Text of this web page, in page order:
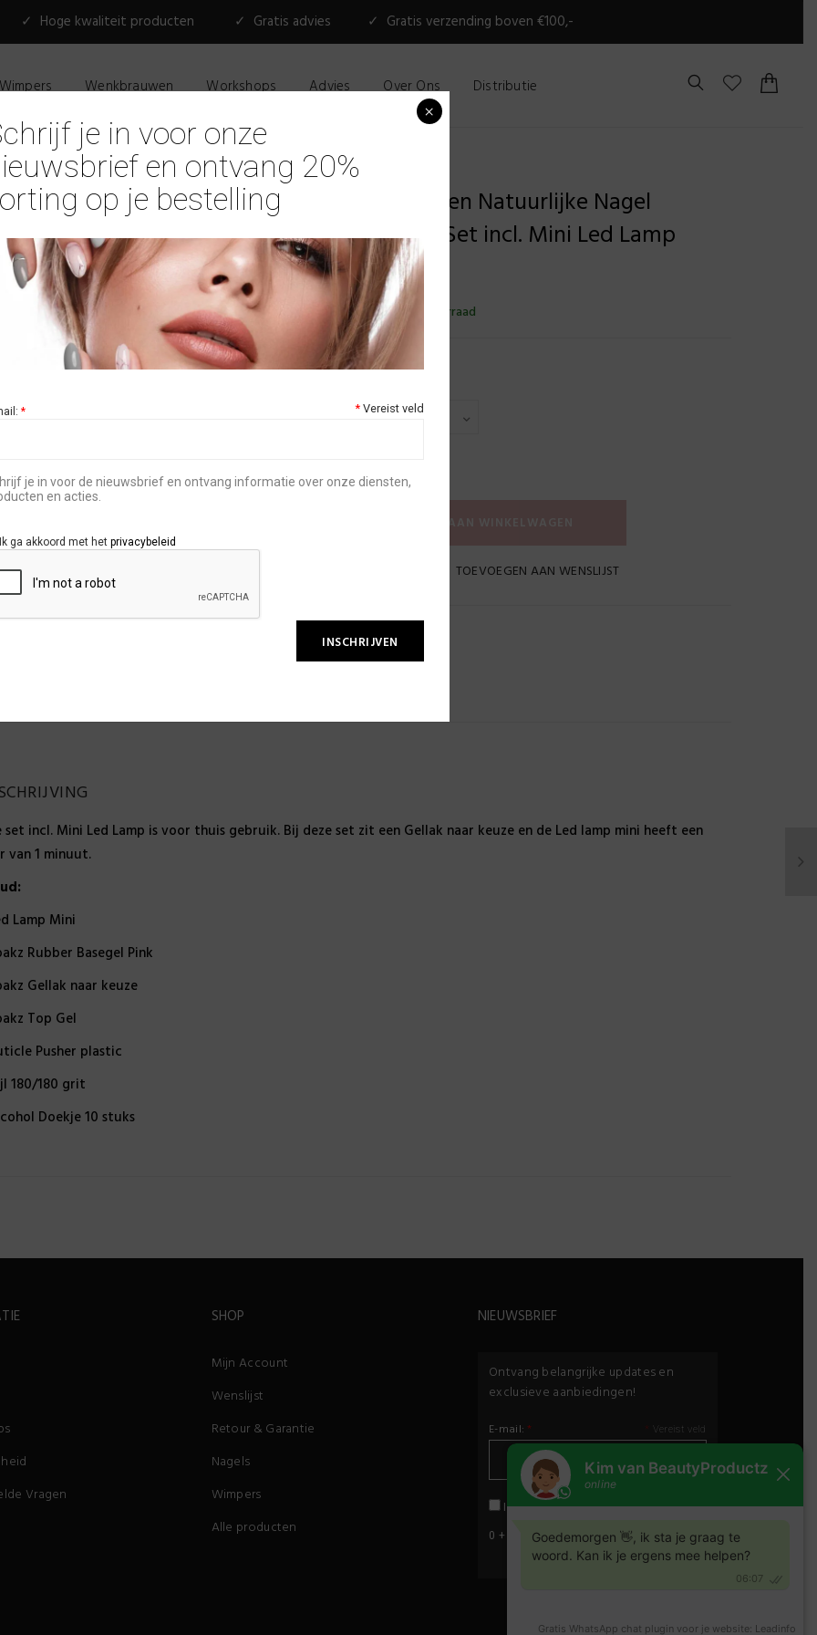
✓ Hoge kwaliteit producten ✓ Gratis advies ✓ Gratis verzending boven €100,-
Wenkbrauwen Workshops Advies Over Ons Distributie
Soakz Gellak en Natuurlijke Nagel
versteviging Set incl. Mini Led Lamp
€69,95
Beschikbaarheid: op voorraad
TOEVOEGEN AAN WENSLIJST
SKU:GSMLED
set incl. Mini Led Lamp is voor thuis gebruik. Bij deze set zit een Gellak naar keuze en de Led lamp mini heeft een
van 1 minuut.
Lamp Mini
Rubber Basegel Pink
Gellak naar keuze
Top Gel
Pusher plastic
180/180 grit
Doekje 10 stuks
171, 179, 180, 187, 196, 205, 206, 207, 217, 219, 221, 223, 233, 234, G001, G002, G006, G013,
G014, G024, G026, G035
PDF
Vragen
SHOP
Mijn Account
Wenslijst
Retour & Garantie
Nagels
Wimpers
Alle producten
NIEUWSBRIEF
Ontvang belangrijke updates en
exclusieve aanbiedingen!
* Vereist veld
E-mail:*
Ik ga akkoord met hetprivacybeleid
0 + 8 =
je in voor onze
en ontvang 20%
op je bestelling
*Vereist veld
*
je in voor de nieuwsbrief en ontvang informatie over onze diensten,
en acties.
Ik ga akkoord met hetprivacybeleid
×